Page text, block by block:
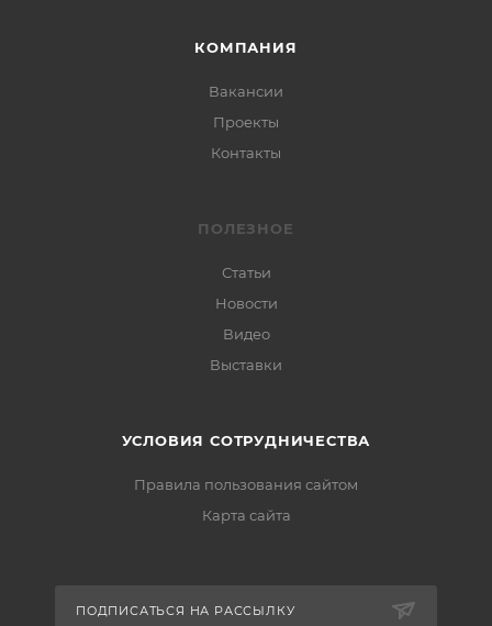
КОМПАНИЯ
Вакансии
Проекты
Контакты
ПОЛЕЗНОЕ
Статьи
Новости
Видео
Выставки
УСЛОВИЯ СОТРУДНИЧЕСТВА
Правила пользования сайтом
Карта сайта
ПОДПИСАТЬСЯ НА РАССЫЛКУ